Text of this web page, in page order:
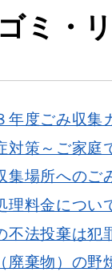
ゴミ・
年度ごみ収集
対策～ご家庭
集場所へのご
理料金につい
不法投棄は犯
廃棄物）の野